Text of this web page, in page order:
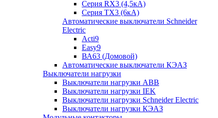
Серия RX3 (4,5кА)
Серия TX3 (6кА)
Автоматические выключатели Schneider
Electric
Acti9
Easy9
ВА63 (Домовой)
Автоматические выключатели КЭАЗ
Выключатели нагрузки
Выключатели нагрузки ABB
Выключатели нагрузки IEK
Выключатели нагрузки Schneider Electric
Выключатели нагрузки КЭАЗ